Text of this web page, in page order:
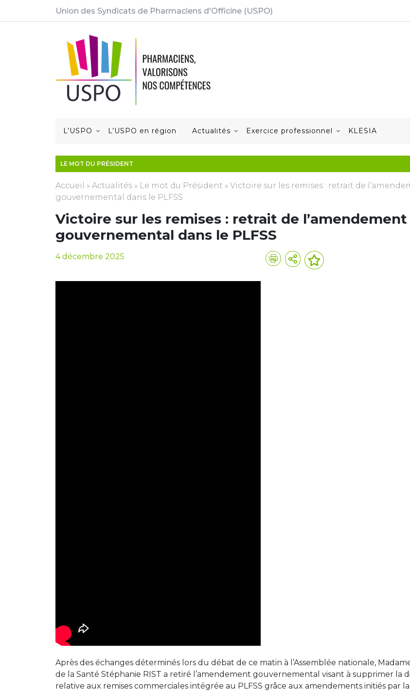
Union des Syndicats de Pharmaciens d'Officine (USPO)
L’USPO L’USPO en région Actualités Exercice professionnel KLESIA
LE MOT DU PRÉSIDENT
Accueil » Actualités » Le mot du Président » Victoire sur les remises : retrait de
gouvernemental dans le PLFSS
Victoire sur les remises : retrait de l’amendement
gouvernemental dans le PLFSS
4 décembre 2025
Après des échanges déterminés lors du débat de ce matin à l’Assemblée nationale,
de la Santé Stéphanie RIST a retiré l’amendement gouvernemental visant à supprimer la
relative aux remises commerciales intégrée au PLFSS grâce aux amendements initiés par